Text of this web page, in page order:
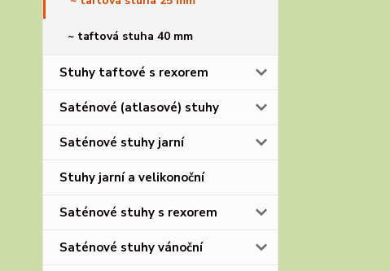
~ taftová stuha 40 mm
Stuhy taftové s rexorem
Saténové (atlasové) stuhy
Saténové stuhy jarní
Stuhy jarní a velikonoční
Saténové stuhy s rexorem
Saténové stuhy vánoční